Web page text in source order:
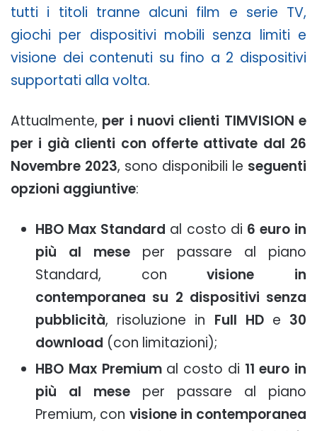
tutti i titoli tranne alcuni film e serie TV,
giochi per dispositivi mobili senza limiti e
visione dei contenuti su fino a 2 dispositivi
supportati alla volta.
Attualmente, per i nuovi clienti TIMVISION e
per i già clienti con offerte attivate dal 26
Novembre 2023, sono disponibili le seguenti
opzioni aggiuntive:
HBO Max Standard al costo di 6 euro in
più al mese per passare al piano
Standard, convisione in
contemporanea su 2 dispositivi senza
pubblicità, risoluzione in Full HDe 30
download (con limitazioni);
HBO Max Premiumal costo di 11 euro in
più al mese per passare al piano
Premium, con visione in contemporanea